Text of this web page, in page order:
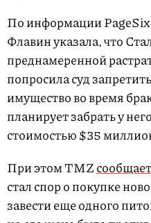
По информации
Флавин указала, что
преднамеренной
попросила суд
имущество во время
планирует забрать у
стоимостью $35
При этом TMZсообщает
стал спор о покупке
завести еще одного